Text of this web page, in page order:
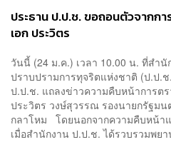
ประธาน ป.ป.ช. ขอถอนตัวจาก
เอก ประวิตร
วันนี้ (24 ม.ค.) เวลา 10.00 น. ที่สำ
ปราบปรามการทุจริตแห่งชาติ (ป.ป.
ป.ป.ช. แถลงข่าวความคืบหน้าการต
ประวิตร วงษ์สุวรรณ รองนายกรัฐม
กลาโหม โดยนอกจากความคืบหน้าแ
เมื่อสำนักงาน ป.ป.ช. ได้รวบรวมพย